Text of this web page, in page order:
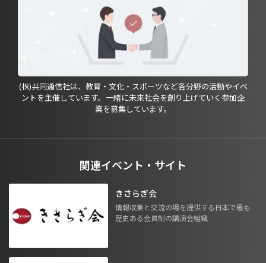
(株)共同通信社は、教育・文化・スポーツなど各分野の活動やイベ
ントを主催しています。一緒に未来社会を創り上げていく参加企
業を募集しています。
関連イベント・サイト
きさらぎ会
情報収集と交流の場を提供する日本で最も
歴史ある会員制の講演会組織